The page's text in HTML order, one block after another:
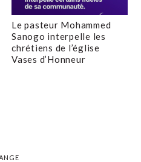
Le pasteur Mohammed
Sanogo interpelle les
chrétiens de l’église
Vases d’Honneur